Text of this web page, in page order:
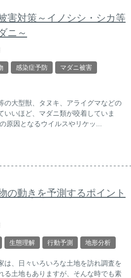
害対策～イノシシ・シカ等
ニ～
感染症予防
マダニ被害
の大型獣、タヌキ、アライグマなどの
いいほど、マダニ類が咬着していま
原因となるウイルスやリケッ...
の動きを予測するポイント
生態理解 行動予測 地形分析
は、日々いろいろな土地を訪れ調査を
る土地もありますが、そんな時でも素